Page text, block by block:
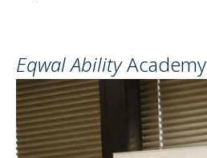
Eqwal AbilityAcademy